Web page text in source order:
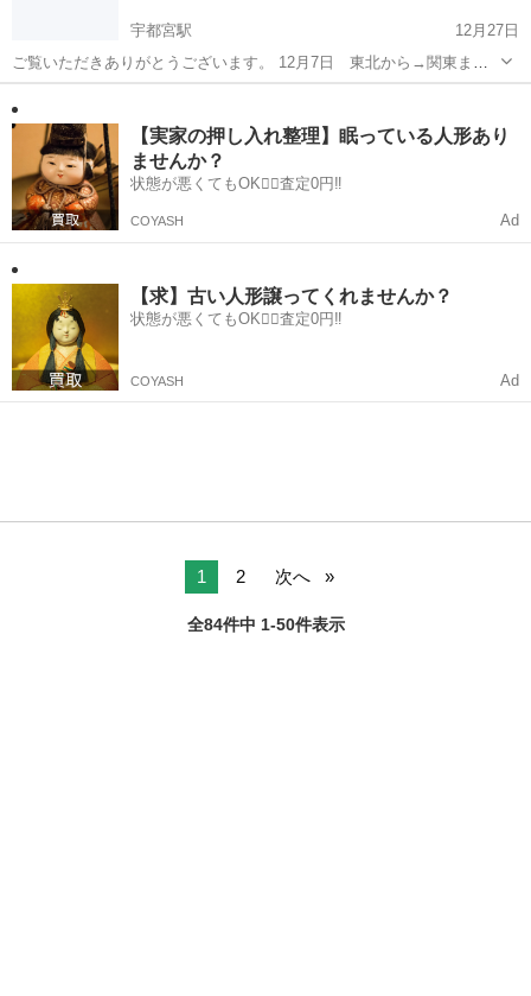
宇都宮駅
12月27日
ご覧いただきありがとうございます。 12月7日 東北から→関東まで
帰りますので途中帰り荷運べます。3トンユニック です。 基本は運び
のみなので積み込みがある場合は事前にお願いします。 フォークリフ
ト・玉掛け...
【実家の押し入れ整理】眠っている人形あり
ませんか？
状態が悪くてもOK🙆‍♀️査定0円‼️
COYASH Ad
【求】古い人形譲ってくれませんか？
状態が悪くてもOK🙆‍♀️査定0円‼️
COYASH Ad
1 2 次へ
全84件中 1-50件表示